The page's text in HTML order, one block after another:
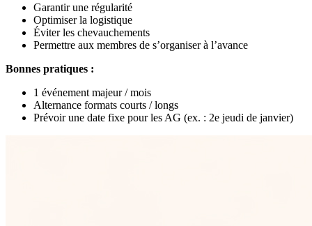
Garantir une régularité
Optimiser la logistique
Éviter les chevauchements
Permettre aux membres de s’organiser à l’avance
Bonnes pratiques :
1 événement majeur / mois
Alternance formats courts / longs
Prévoir une date fixe pour les AG (ex. : 2e jeudi de janvier)